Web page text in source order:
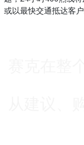
或以最快交通抵达客户